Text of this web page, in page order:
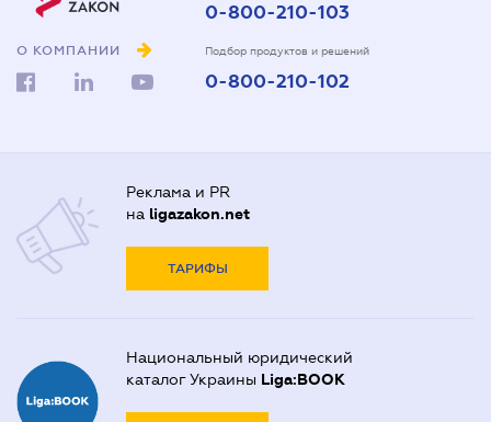
О КОМПАНИИ
0-800-210-103
Подбор продуктов и решений
0-800-210-102
Реклама и PR
на ligazakon.net
ТАРИФЫ
Национальный юридический
каталог Украины Liga:BOOK